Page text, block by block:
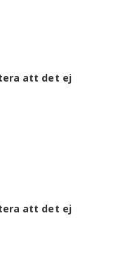
att det ej
att det ej